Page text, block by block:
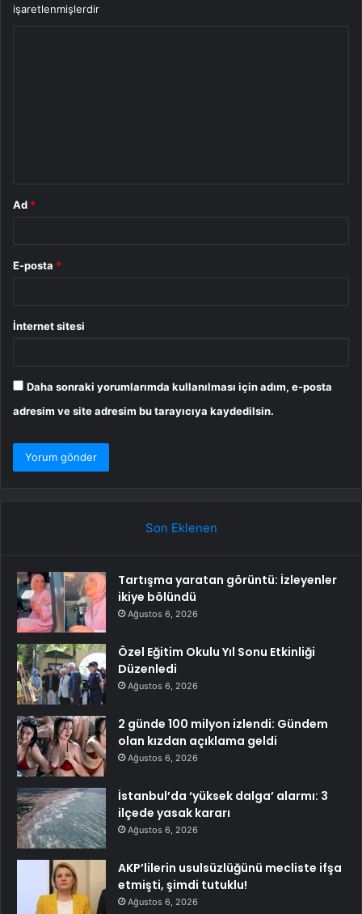
işaretlenmişlerdir
Ad *
E-posta *
İnternet sitesi
Daha sonraki yorumlarımda kullanılması için adım, e-posta
adresim ve site adresim bu tarayıcıya kaydedilsin.
Son Eklenen
Tartışma yaratan görüntü: İzleyenler
ikiye bölündü
Ağustos 6, 2026
Özel Eğitim Okulu Yıl Sonu Etkinliği
Düzenledi
Ağustos 6, 2026
2 günde 100 milyon izlendi: Gündem
olan kızdan açıklama geldi
Ağustos 6, 2026
İstanbul’da ‘yüksek dalga’ alarmı: 3
ilçede yasak kararı
Ağustos 6, 2026
AKP’lilerin usulsüzlüğünü mecliste ifşa
etmişti, şimdi tutuklu!
Ağustos 6, 2026